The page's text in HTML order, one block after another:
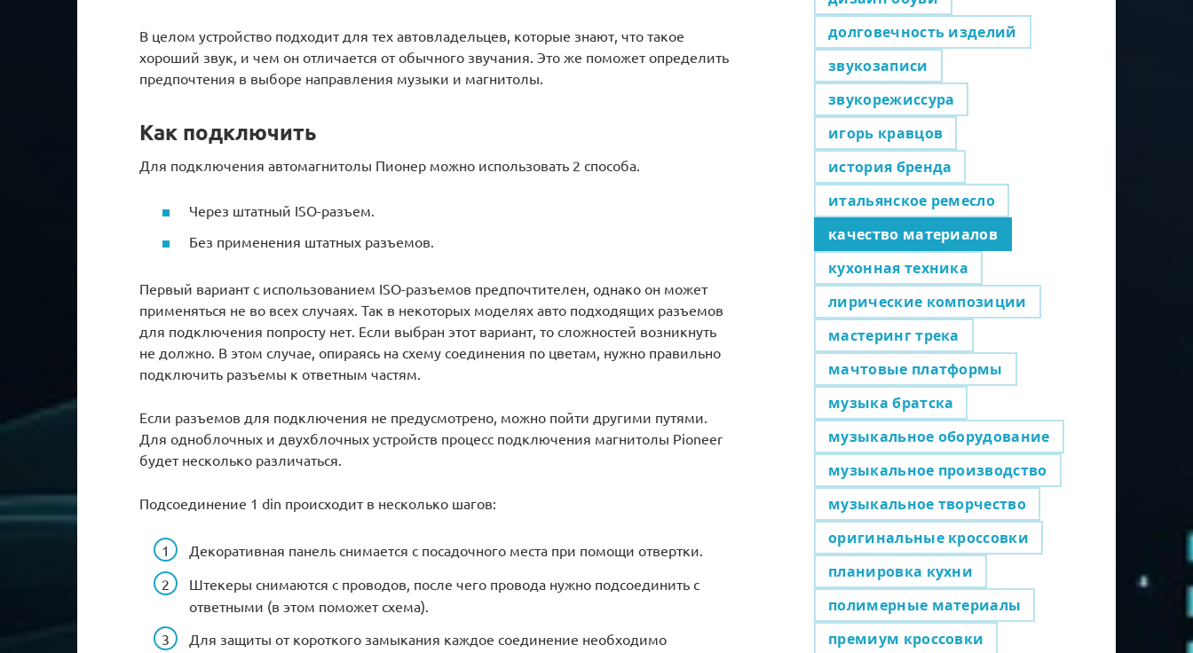
В целом устройство подходит для тех автовладельцев, которые знают, что такое
хороший звук, и чем он отличается от обычного звучания. Это же поможет определить
предпочтения в выборе направления музыки и магнитолы.
Как подключить
Для подключения автомагнитолы Пионер можно использовать 2 способа.
Через штатный ISO-разъем.
Без применения штатных разъемов.
Первый вариант с использованием ISO-разъемов предпочтителен, однако он может
применяться не во всех случаях. Так в некоторых моделях авто подходящих разъемов
для подключения попросту нет. Если выбран этот вариант, то сложностей возникнуть
не должно. В этом случае, опираясь на схему соединения по цветам, нужно правильно
подключить разъемы к ответным частям.
Если разъемов для подключения не предусмотрено, можно пойти другими путями.
Для одноблочных и двухблочных устройств процесс подключения магнитолы Pioneer
будет несколько различаться.
Подсоединение 1 din происходит в несколько шагов:
Декоративная панель снимается с посадочного места при помощи отвертки.
Штекеры снимаются с проводов, после чего провода нужно подсоединить с
ответными (в этом поможет схема).
Для защиты от короткого замыкания каждое соединение необходимо
долговечность изделий
звукозаписи
звукорежиссура
игорь кравцов
история бренда
итальянское ремесло
качество материалов
кухонная техника
лирические композиции
мастеринг трека
мачтовые платформы
музыка братска
музыкальное оборудование
музыкальное производство
музыкальное творчество
оригинальные кроссовки
планировка кухни
полимерные материалы
премиум кроссовки